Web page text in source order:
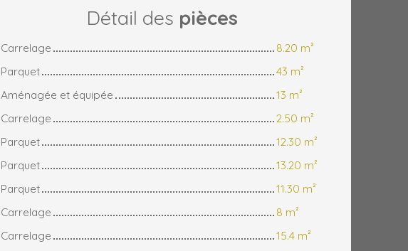
Détail des pièces
Carrelage
8.20 m²
Parquet
43 m²
Aménagée et équipée
13 m²
Carrelage
2.50 m²
Parquet
12.30 m²
Parquet
13.20 m²
Parquet
11.30 m²
Carrelage
8 m²
Carrelage
15.4 m²